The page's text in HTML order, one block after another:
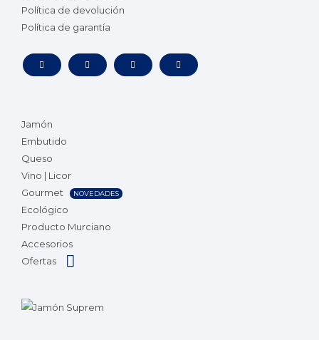
Política de devolución
Política de garantía
Jamón
Embutido
Queso
Vino | Licor
Gourmet
NOVEDADES
Ecológico
Producto Murciano
Accesorios
Ofertas